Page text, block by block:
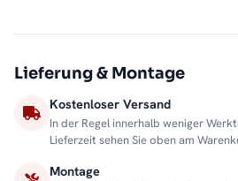
Lieferung & Montage
Kostenloser Versand
In der Regel innerhalb weniger
Lieferzeit sehen Sie oben am
Montage